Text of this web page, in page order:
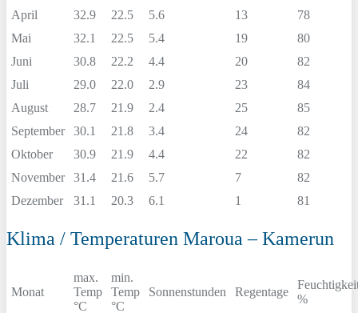
April
32.9 22.5 5.6 13
78
Mai
32.1 22.5 5.4 19
80
Juni
30.8 22.2 4.4 20
82
Juli
29.0 22.0 2.9 23
84
August
28.7 21.9 2.4 25
85
September
30.1 21.8 3.4 24
82
Oktober
30.9 21.9 4.4 22
82
November
31.4 21.6 5.7 7
82
Dezember
31.1 20.3 6.1 1 81
Klima / Temperaturen Maroua – Kamerun
Monat
max.
Temp
°C
min.
Temp
°C
Sonnenstunden Regentage
%